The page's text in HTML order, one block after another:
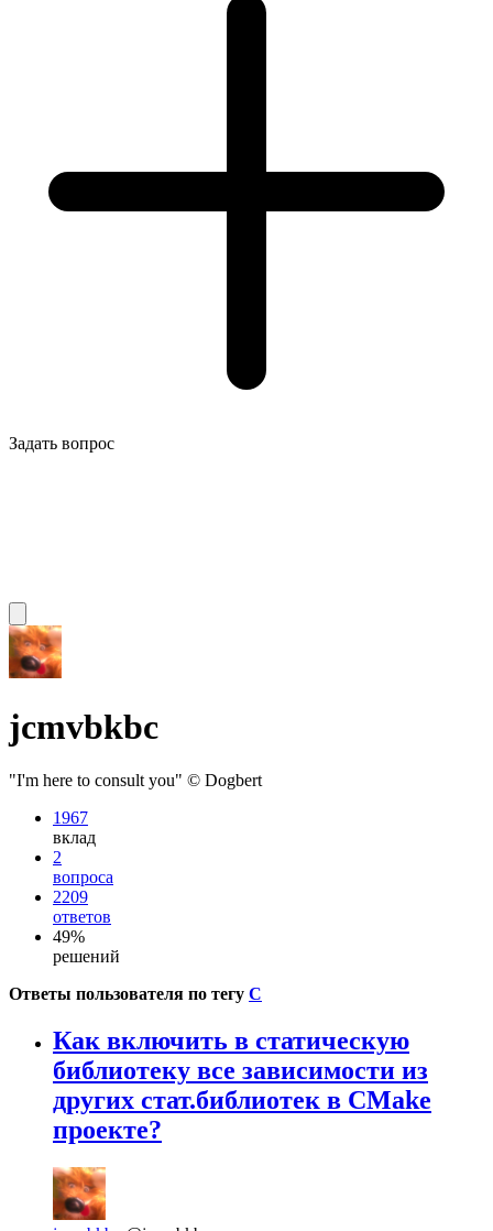
Задать вопрос
jcmvbkbc
"I'm here to consult you" © Dogbert
1967
вклад
2
вопроса
2209
ответов
49%
решений
Ответы пользователя по тегу C
Как включить в статическую
библиотеку все зависимости из
других стат.библиотек в CMake
проекте?